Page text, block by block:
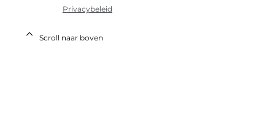
Privacybeleid
Scroll naar boven